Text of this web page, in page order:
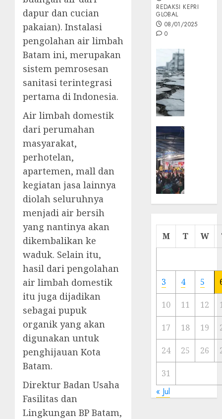
dapur dan cucian
pakaian). Instalasi
pengolahan air limbah
Batam ini, merupakan
sistem pemrosesan
sanitasi terintegrasi
pertama di Indonesia.
Air limbah domestik
dari perumahan
masyarakat,
perhotelan,
apartemen, mall dan
kegiatan jasa lainnya
diolah seluruhnya
menjadi air bersih
yang nantinya akan
dikembalikan ke
waduk. Selain itu,
hasil dari pengolahan
air limbah domestik
itu juga dijadikan
sebagai pupuk
organik yang akan
digunakan untuk
penghijauan Kota
Batam.
Direktur Badan Usaha
Fasilitas dan
Lingkungan BP Batam,
REDAKSI KEPRI
GLOBAL
08/01/2025
0
Cermin
Ibu
Kota
23/11/
M T W
3 4 5
10 11 12
17 18 19
24 25 26
31
« Jul